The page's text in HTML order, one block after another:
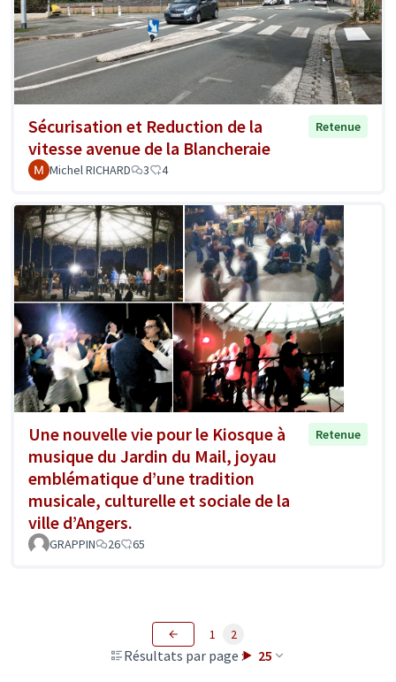
Sécurisation et Reduction de la
vitesse avenue de la Blancheraie
Retenue
Michel RICHARD 3 4
Une nouvelle vie pour le Kiosque à
musique du Jardin du Mail, joyau
emblématique d’une tradition
musicale, culturelle et sociale de la
ville d’Angers.
Retenue
GRAPPIN 26 65
Résultats par page : 25
1 2